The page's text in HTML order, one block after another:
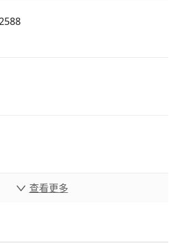
查看更多